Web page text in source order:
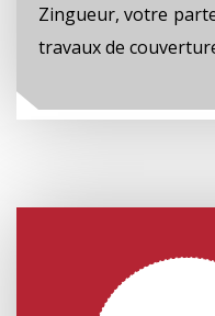
Zingueur, votre
travaux de